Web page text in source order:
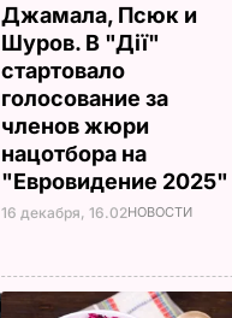
Джамала, Псюк и
Шуров. В "Дії"
стартовало
голосование за
членов жюри
нацотбора на
"Евровидение 2025"
16 декабря, 16.02НОВОСТИ